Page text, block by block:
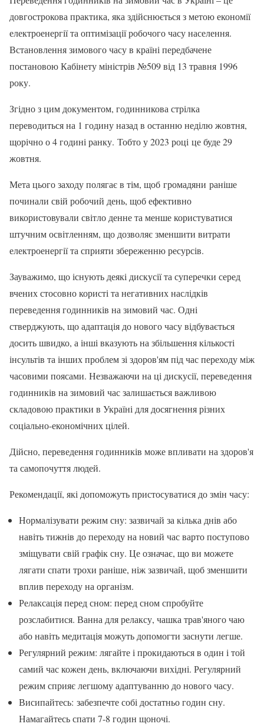
довгострокова практика, яка здійснюється з метою економії
електроенергії та оптимізації робочого часу населення.
Встановлення зимового часу в країні передбачене
постановою Кабінету міністрів №509 від 13 травня 1996
року.
Згідно з цим документом, годинникова стрілка
переводиться на 1 годину назад в останню неділю жовтня,
щорічно о 4 годині ранку. Тобто у 2023 році це буде 29
жовтня.
Мета цього заходу полягає в тім, щоб громадяни раніше
починали свій робочий день, щоб ефективно
використовували світло денне та менше користуватися
штучним освітленням, що дозволяє зменшити витрати
електроенергії та сприяти збереженню ресурсів.
Зауважимо, що існують деякі дискусії та суперечки серед
вчених стосовно користі та негативних наслідків
переведення годинників на зимовий час. Одні
стверджують, що адаптація до нового часу відбувається
досить швидко, а інші вказують на збільшення кількості
інсультів та інших проблем зі здоров'ям під час переходу між
часовими поясами. Незважаючи на ці дискусії, переведення
годинників на зимовий час залишається важливою
складовою практики в Україні для досягнення різних
соціально-економічних цілей.
Дійсно, переведення годинників може впливати на здоров'я
та самопочуття людей.
Рекомендації, які допоможуть пристосуватися до змін часу:
Нормалізувати режим сну: зазвичай за кілька днів або
навіть тижнів до переходу на новий час варто поступово
зміщувати свій графік сну. Це означає, що ви можете
лягати спати трохи раніше, ніж зазвичай, щоб зменшити
вплив переходу на організм.
Релаксація перед сном: перед сном спробуйте
розслабитися. Ванна для релаксу, чашка трав'яного чаю
або навіть медитація можуть допомогти заснути легше.
Регулярний режим: лягайте і прокидаються в один і той
самий час кожен день, включаючи вихідні. Регулярний
режим сприяє легшому адаптуванню до нового часу.
Висипайтесь: забезпечте собі достатньо годин сну.
Намагайтесь спати 7-8 годин щоночі.